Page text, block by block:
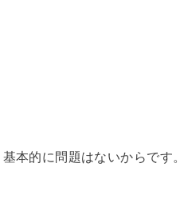
本的に問題はないからです。